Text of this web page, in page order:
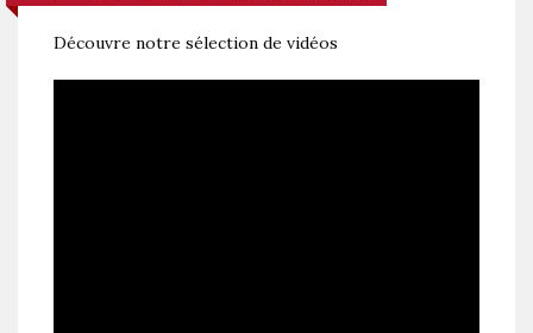
Découvre notre sélection de vidéos